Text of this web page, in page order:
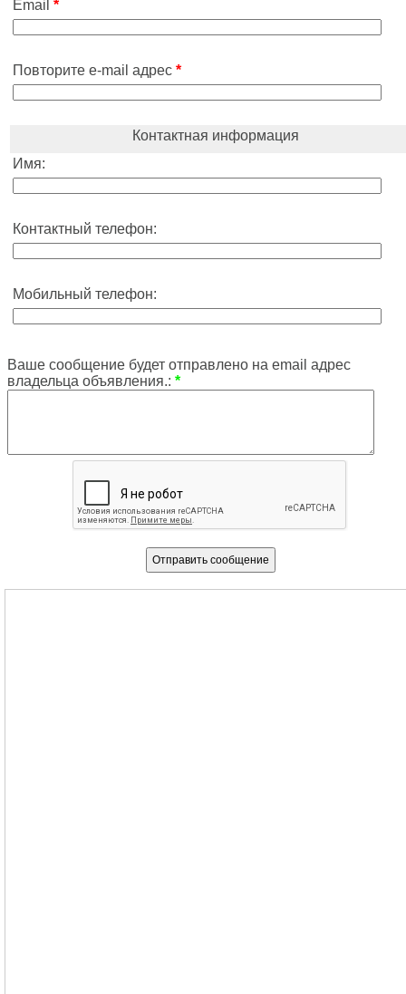
Email *
Повторите e-mail адрес *
Контактная информация
Имя:
Контактный телефон:
Мобильный телефон:
Ваше сообщение будет отправлено на email адрес
владельца объявления.: *